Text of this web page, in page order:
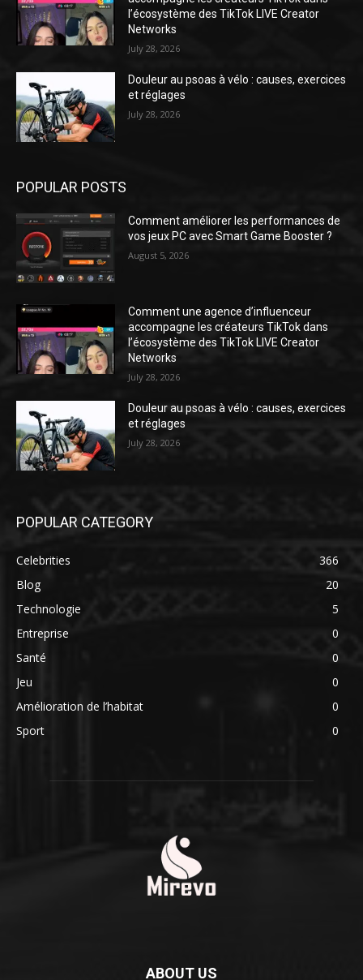
l’écosystème des TikTok LIVE Creator
Networks
July 28, 2026
Douleur au psoas à vélo : causes, exercices
et réglages
July 28, 2026
POPULAR POSTS
Comment améliorer les performances de
vos jeux PC avec Smart Game Booster ?
August 5, 2026
Comment une agence d’influenceur
accompagne les créateurs TikTok dans
l’écosystème des TikTok LIVE Creator
Networks
July 28, 2026
Douleur au psoas à vélo : causes, exercices
et réglages
July 28, 2026
POPULAR CATEGORY
Celebrities
366
Blog
20
Technologie
5
Entreprise
0
Santé
0
Jeu
0
Amélioration de l’habitat
0
Sport
0
ABOUT US